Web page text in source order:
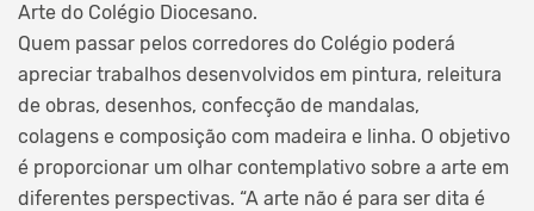
Arte do Colégio Diocesano.
Quem passar pelos corredores do Colégio poderá
apreciar trabalhos desenvolvidos em pintura, releitura
de obras, desenhos, confecção de mandalas,
colagens e composição com madeira e linha. O objetivo
é proporcionar um olhar contemplativo sobre a arte em
diferentes perspectivas. “A arte não é para ser dita é